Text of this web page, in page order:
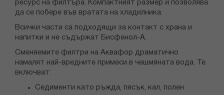
ресурс на филтъра. Компактният размер ѝ позволява
да се побере във вратата на хладилника.
Всички части са подходящи за контакт с храна и
напитки и не съдържат Бисфенол-А.
Сменяемите филтри на Аквафор драматично
намалят най-вредните примеси в чешмяната вода. Те
включват:
Седименти като ръжда, пясък, кал, полен